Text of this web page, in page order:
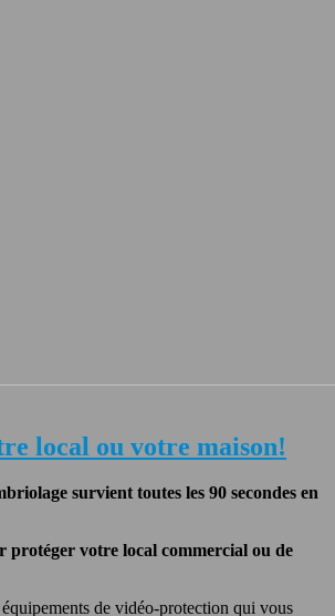
local ou votre maison!
survient toutes les 90 secondes en
protéger votre local commercial ou de
de vidéo-protection qui vous